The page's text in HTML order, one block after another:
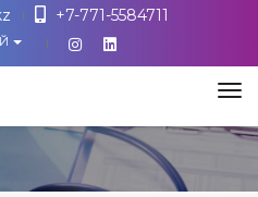
+7-771-5584711